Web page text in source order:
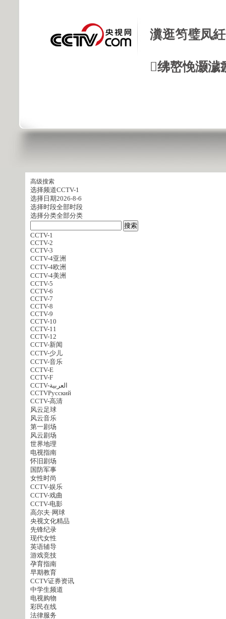
瀵逛笉璧凤
绋嶅悗灏
高级搜索
选择频道CCTV-1
选择日期2026-8-6
选择时段全部时段
选择分类全部分类
CCTV-1
CCTV-2
CCTV-3
CCTV-4亚洲
CCTV-4欧洲
CCTV-4美洲
CCTV-5
CCTV-6
CCTV-7
CCTV-8
CCTV-9
CCTV-10
CCTV-11
CCTV-12
CCTV-新闻
CCTV-少儿
CCTV-音乐
CCTV-E
CCTV-F
CCTV-العربية
CCTVPусский
CCTV-高清
风云足球
风云音乐
第一剧场
风云剧场
世界地理
电视指南
怀旧剧场
国防军事
女性时尚
CCTV-娱乐
CCTV-戏曲
CCTV-电影
高尔夫·网球
央视文化精品
先锋纪录
现代女性
英语辅导
游戏竞技
孕育指南
早期教育
CCTV证券资讯
中学生频道
电视购物
彩民在线
法律服务